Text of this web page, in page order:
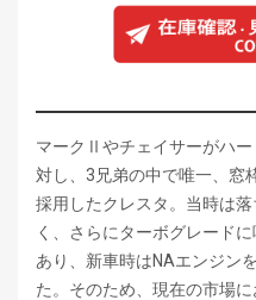
マークⅡやチェイサーがハー
対し、3兄弟の中で唯一、窓
採用したクレスタ。当時は
く、さらにターボグレード
あり、新車時はNAエンジン
た。そのため、現在の市場